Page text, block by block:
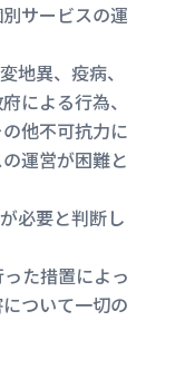
サービスの運
地異、疫病、
による行為、
他不可抗力に
運営が困難と
必要と判断し
た措置によっ
ついて一切の